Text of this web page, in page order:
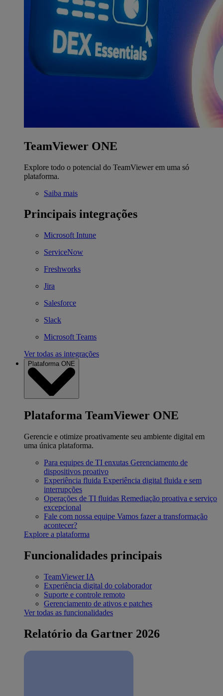
TeamViewer ONE
Explore todo o potencial do TeamViewer em uma só
plataforma.
Saiba mais
Principais integrações
Microsoft Intune
ServiceNow
Freshworks
Jira
Salesforce
Slack
Microsoft Teams
Ver todas as integrações
Plataforma ONE
Plataforma TeamViewer ONE
Gerencie e otimize proativamente seu ambiente digital em
uma única plataforma.
Para equipes de TI enxutas Gerenciamento de
dispositivos proativo
Experiência fluida Experiência digital fluida e sem
interrupções
Operações de TI fluidas Remediação proativa e serviço
excepcional
Fale com nossa equipe Vamos fazer a transformação
acontecer?
Explore a plataforma
Funcionalidades principais
TeamViewer IA
Experiência digital do colaborador
Suporte e controle remoto
Gerenciamento de ativos e patches
Ver todas as funcionalidades
Relatório da Gartner 2026